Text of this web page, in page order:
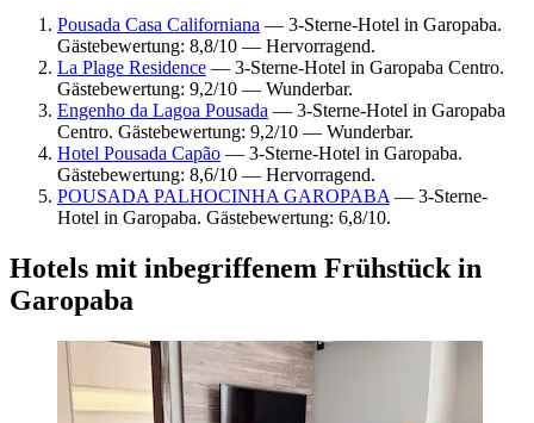
Pousada Casa Californiana — 3-Sterne-Hotel in Garopaba.
Gästebewertung: 8,8/10 — Hervorragend.
La Plage Residence — 3-Sterne-Hotel in Garopaba Centro.
Gästebewertung: 9,2/10 — Wunderbar.
Engenho da Lagoa Pousada — 3-Sterne-Hotel in Garopaba
Centro. Gästebewertung: 9,2/10 — Wunderbar.
Hotel Pousada Capão — 3-Sterne-Hotel in Garopaba.
Gästebewertung: 8,6/10 — Hervorragend.
POUSADA PALHOCINHA GAROPABA — 3-Sterne-
Hotel in Garopaba. Gästebewertung: 6,8/10.
Hotels mit inbegriffenem Frühstück in
Garopaba